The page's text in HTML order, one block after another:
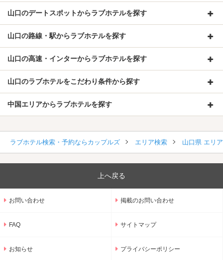
山口のデートスポットからラブホテルを探す
山口の路線・駅からラブホテルを探す
山口の高速・インターからラブホテルを探す
山口のラブホテルをこだわり条件から探す
中国エリアからラブホテルを探す
ラブホテル検索・予約ならカップルズ エリア検索 山口県 エリ
上へ戻る
お問い合わせ 掲載のお問い合わせ
FAQ サイトマップ
お知らせ プライバシーポリシー